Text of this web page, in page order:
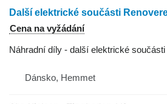
Cena na vyžádání
Náhradní díly - další elektrické součásti
Dánsko, Hemmet